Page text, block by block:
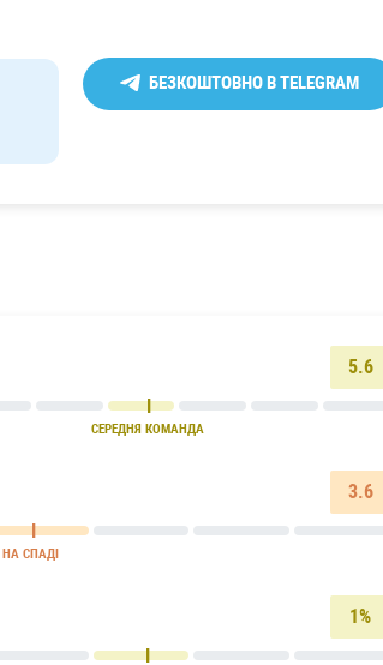
БЕЗКОШТОВНО В TELEGRAM
5.6
СЕРЕДНЯ КОМАНДА
3.6
НА СПАДІ
1%